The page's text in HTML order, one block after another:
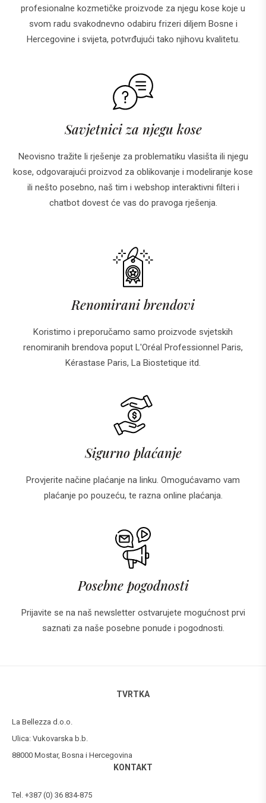
profesionalne kozmetičke proizvode za njegu kose koje u
svom radu svakodnevno odabiru frizeri diljem Bosne i
Hercegovine i svijeta, potvrđujući tako njihovu kvalitetu.
Savjetnici za njegu kose
Neovisno tražite li rješenje za problematiku vlasišta ili njegu
kose, odgovarajući proizvod za oblikovanje i modeliranje kose
ili nešto posebno, naš tim i webshop interaktivni filteri i
chatbot dovest će vas do pravoga rješenja.
Renomirani brendovi
Koristimo i preporučamo samo proizvode svjetskih
renomiranih brendova poput L'Oréal Professionnel Paris,
Kérastase Paris, La Biostetique itd.
Sigurno plaćanje
Provjerite načine plaćanje na linku. Omogućavamo vam
plaćanje po pouzeću, te razna online plaćanja.
Posebne pogodnosti
Prijavite se na naš newsletter ostvarujete mogućnost prvi
saznati za naše posebne ponude i pogodnosti.
TVRTKA
La Bellezza d.o.o.
Ulica: Vukovarska b.b.
88000 Mostar, Bosna i Hercegovina
KONTAKT
Tel. +387 (0) 36 834-875